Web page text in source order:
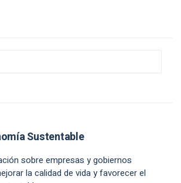
Sustentable
sobre empresas y gobiernos
la calidad de vida y favorecer el